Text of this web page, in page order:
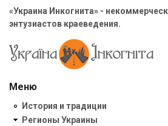
«Украина Инкогнита» -
энтузиастов краеведения.
Меню
История и традиции
Регионы Украины